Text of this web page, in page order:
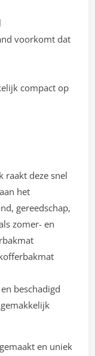
voorkomt dat
compact op
raakt deze snel
het
gereedschap,
zomer- en
beschadigd
en uniek